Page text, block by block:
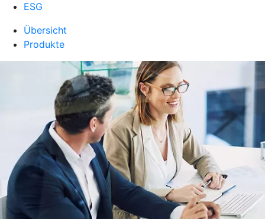
ESG
Übersicht
Produkte